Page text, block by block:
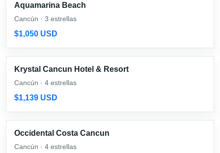
Aquamarina Beach
Cancún · 3 estrellas
$1,050 USD
Krystal Cancun Hotel & Resort
Cancún · 4 estrellas
$1,139 USD
Occidental Costa Cancun
Cancún · 4 estrellas